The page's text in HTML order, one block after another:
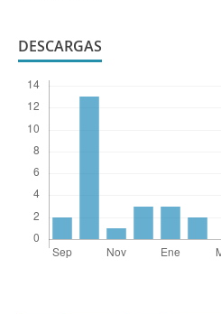
DESCARGAS